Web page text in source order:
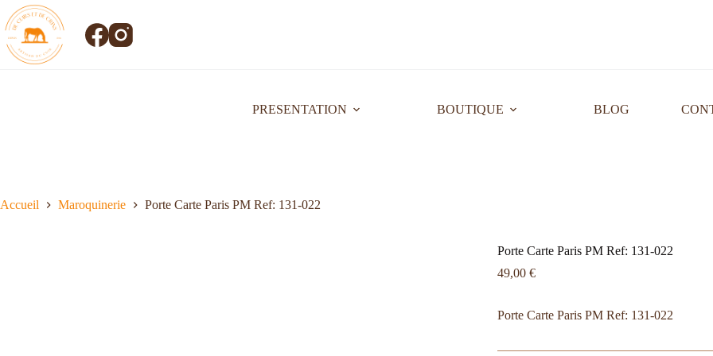
PRESENTATION BOUTIQUE BLOG
Accueil Maroquinerie Porte Carte Paris PM Ref: 131-022
Porte Carte Paris PM Ref: 131-022
49,00 €
Porte Carte Paris PM Ref: 131-022